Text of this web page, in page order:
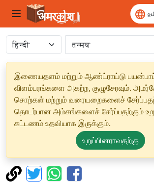
இணையதளம் மற்றும் ஆண்ட்ராய்டு
விளம்பரங்களை அகற்ற, குழுசேரவும்.
சொற்கள் மற்றும் வரையறைகளைச்
தொடர்பான அம்சங்களைச் சேர்ப்பதற்கும்
கட்டணம் உதவியாக இருக்கும்.
உறுப்பினராவதற்கு